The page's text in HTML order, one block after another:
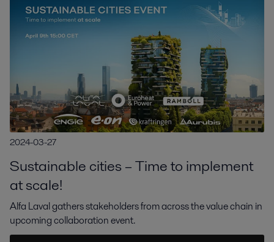
2024-03-27
Sustainable cities – Time to implement
at scale!
Alfa Laval gathers stakeholders from across the value chain in
upcoming collaboration event.